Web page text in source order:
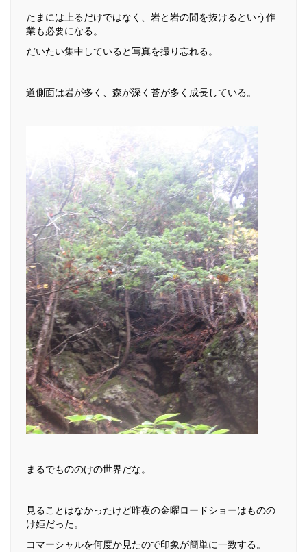
たまには上るだけではなく、岩と岩の間を抜けるという作
業も必要になる。
だいたい集中していると写真を撮り忘れる。
道側面は岩が多く、森が深く苔が多く成長している。
まるでもののけの世界だな。
見ることはなかったけど昨夜の金曜ロードショーはものの
け姫だった。
コマーシャルを何度か見たので印象が簡単に一致する。